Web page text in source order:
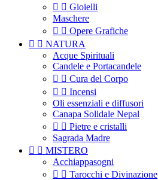
  Gioielli
Maschere
  Opere Grafiche
  NATURA
Acque Spirituali
Candele e Portacandele
  Cura del Corpo
  Incensi
Oli essenziali e diffusori
Canapa Solidale Nepal
  Pietre e cristalli
Sagrada Madre
  MISTERO
Acchiappasogni
  Tarocchi e Divinazione